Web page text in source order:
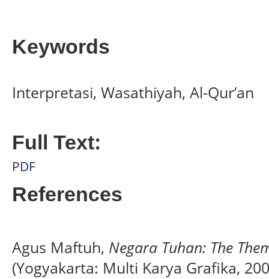
Keywords
Interpretasi, Wasathiyah, Al-Qur’an
Full Text:
PDF
References
Agus Maftuh, Negara Tuhan: The
(Yogyakarta: Multi Karya Grafika,